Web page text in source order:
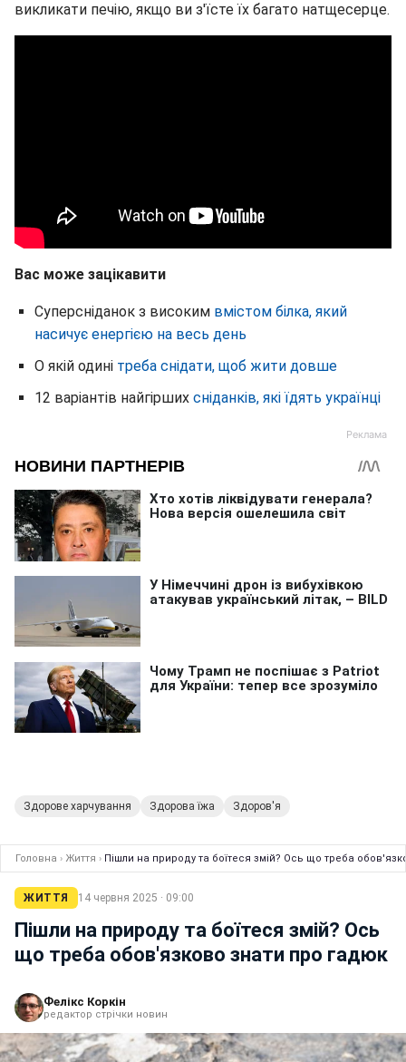
викликати печію, якщо ви з'їсте їх багато натщесерце.
Вас може зацікавити
Суперсніданок з високим вмістом білка, який
насичує енергією на весь день
О якій одині треба снідати, щоб жити довше
12 варіантів найгірших сніданків, які їдять українці
Здорове харчування Здорова їжа Здоров'я
Головна › Життя › Пішли на природу та боїтеся змій? Ось що треба
ЖИТТЯ 14 червня 2025 · 09:00
Пішли на природу та боїтеся змій? Ось
що треба обов'язково знати про гадюк
Фелікс Коркін
редактор стрічки новин